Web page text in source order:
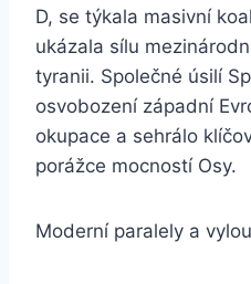
D, se týkala masivní
ukázala sílu
tyranii. Společné úsilí
osvobození západní
okupace a sehrálo
porážce mocností Osy.
Moderní paralely a